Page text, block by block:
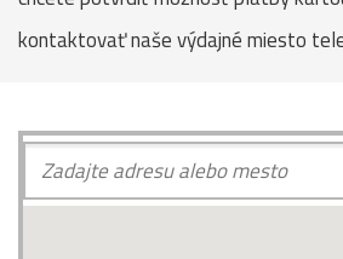
kontaktovať naše výdajné miesto